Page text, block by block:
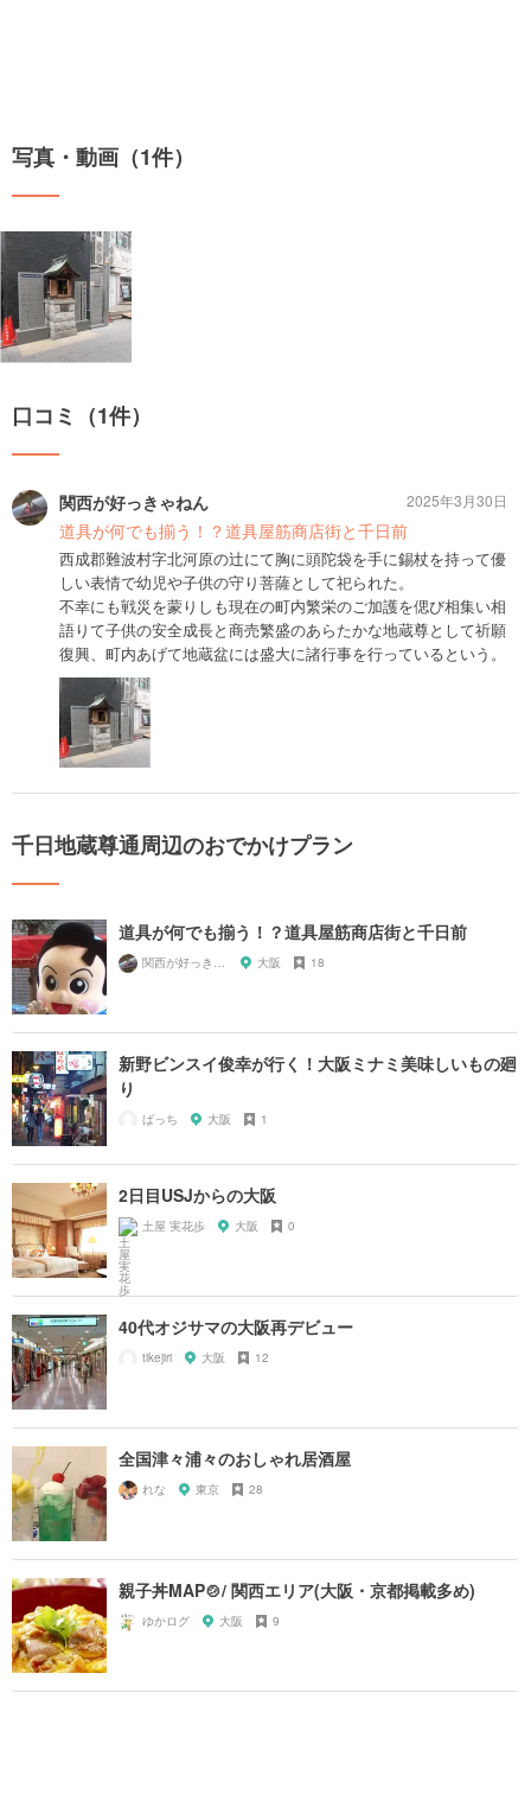
写真・動画（1件）
口コミ（1件）
関西が好っきゃねん
道具が何でも揃う！？道具屋筋商店街と千日前
西成郡難波村字北河原の辻にて胸に頭陀袋を手に錫杖を持って優
しい表情で幼児や子供の守り菩薩として祀られた。
不幸にも戦災を蒙りしも現在の町内繁栄のご加護を偲び相集い相
語りて子供の安全成長と商売繁盛のあらたかな地蔵尊として祈願
復興、町内あげて地蔵盆には盛大に諸行事を行っているという。
2025年3月30日
千日地蔵尊通周辺のおでかけプラン
道具が何でも揃う！？道具屋筋商店街と千日前
関西が好っきゃねん 大阪 18
新野ビンスイ俊幸が行く！大阪ミナミ美味しいもの廻
り
ばっち 大阪 1
2日目USJからの大阪
土屋 実花歩 大阪 0
40代オジサマの大阪再デビュー
tikejiri 大阪 12
全国津々浦々のおしゃれ居酒屋
れな 東京 28
親子丼MAP🍲/ 関西エリア(大阪・京都掲載多め)
ゆかログ 大阪 9